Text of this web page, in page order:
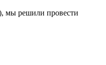
мы решили провести